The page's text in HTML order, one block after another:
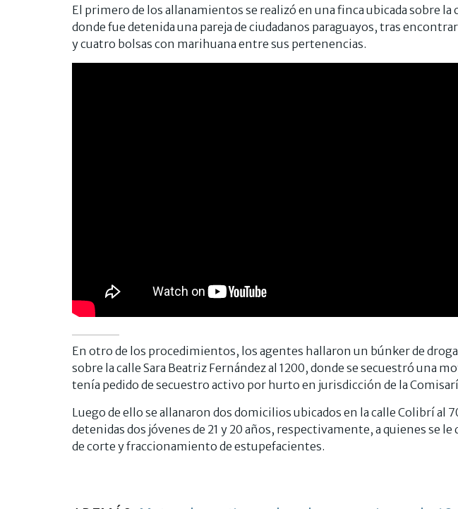
El primero de los allanamientos se realizó en una finca ubicada sobre la
donde fue detenida una pareja de ciudadanos paraguayos, tras
y cuatro bolsas con marihuana entre sus pertenencias.
En otro de los procedimientos, los agentes hallaron un búnker de
sobre la calle Sara Beatriz Fernández al 1200, donde se secuestró una
tenía pedido de secuestro activo por hurto en jurisdicción de la
Luego de ello se allanaron dos domicilios ubicados en la calle Colibrí al
detenidas dos jóvenes de 21 y 20 años, respectivamente, a quienes se
de corte y fraccionamiento de estupefacientes.